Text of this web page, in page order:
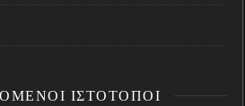
ΙΣΤΌΤΟΠΟΙ